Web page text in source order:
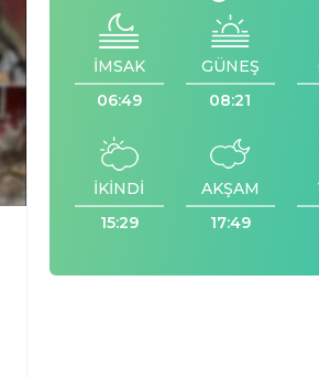
İMSAK
06:49
GÜNEŞ
08:21
İKİNDİ
15:29
AKŞAM
17:49